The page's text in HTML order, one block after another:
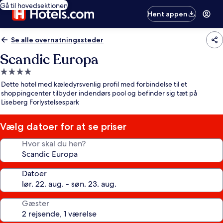
Gå til hovedsektionen
Hent appen
Se alle overnatningssteder
Scandic Europa
4.0-
stjernet
overnatningssted
Dette hotel med kæledyrsvenlig profil med forbindelse til et
shoppingcenter tilbyder indendørs pool og befinder sig tæt på
Liseberg Forlystelsespark
Vælg datoer for at se priser
Hvor skal du hen?
Datoer
Gæster